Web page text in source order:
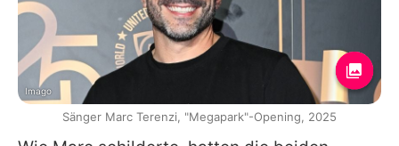
Imago
Sänger Marc Terenzi, "Megapark"-Opening, 2025